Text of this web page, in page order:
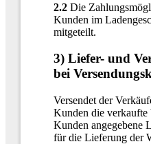
2.2Die
Kunden im
mitgeteilt.
3) Liefer- und
bei
Versendet der
Kunden die verkaufte
Kunden angegebene
für die Lieferung der